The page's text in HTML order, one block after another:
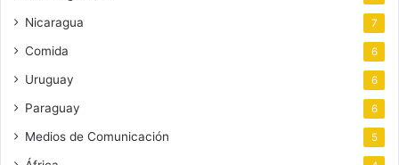
Nicaragua 7
Comida 6
Uruguay 6
Paraguay 6
Medios de Comunicación 5